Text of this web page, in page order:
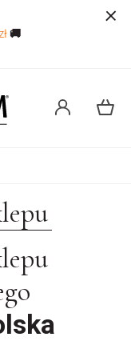
🚚